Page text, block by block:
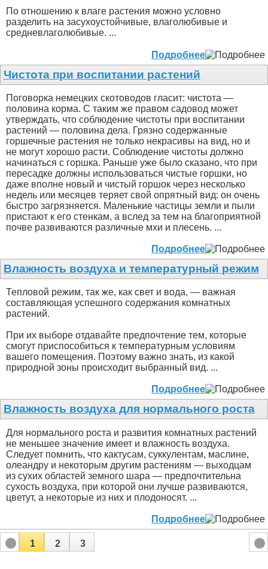
По отношению к влаге растения можно условно
разделить на засухоустойчивые, влаголюбивые и
средневлаголюбивые. ...
Подробнее
Чистота при воспитании растений
Поговорка немецких скотоводов гласит: чистота —
половина корма. С таким же правом садовод может
утверждать, что соблюдение чистоты при воспитании
растений — половина дела. Грязно содержанные
горшечные растения не только некрасивы на вид, но и
не могут хорошо расти. Соблюдение чистоты должно
начинаться с горшка. Раньше уже было сказано, что при
пересадке должны использоваться чистые горшки, но
даже вполне новый и чистый горшок через несколько
недель или месяцев теряет свой опрятный вид: он очень
быстро загрязняется. Маленькие частицы земли и пыли
пристают к его стенкам, а вслед за тем на благоприятной
почве развиваются различные мхи и плесень. ...
Подробнее
Влажность воздуха и температурный режим
Тепловой режим, так же, как свет и вода, — важная
составляющая успешного содержания комнатных
растений.
При их выборе отдавайте предпочтение тем, которые
смогут приспособиться к температурным условиям
вашего помещения. Поэтому важно знать, из какой
природной зоны происходит выбранный вид. ...
Подробнее
Влажность воздуха для нормального роста
Для нормального роста и развития комнатных растений
не меньшее значение имеет и влажность воздуха.
Следует помнить, что кактусам, суккулентам, маслине,
олеандру и некоторым другим растениям — выходцам
из сухих областей земного шара — предпочтительна
сухость воздуха, при которой они лучше развиваются,
цветут, а некоторые из них и плодоносят. ...
Подробнее
1 2 3